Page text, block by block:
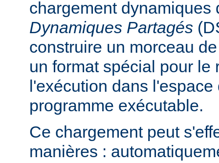
chargement dynamiques
Dynamiques Partagés
construire un morceau
un format spécial pour le
l'exécution dans
programme exécutable.
Ce chargement peut
manières :